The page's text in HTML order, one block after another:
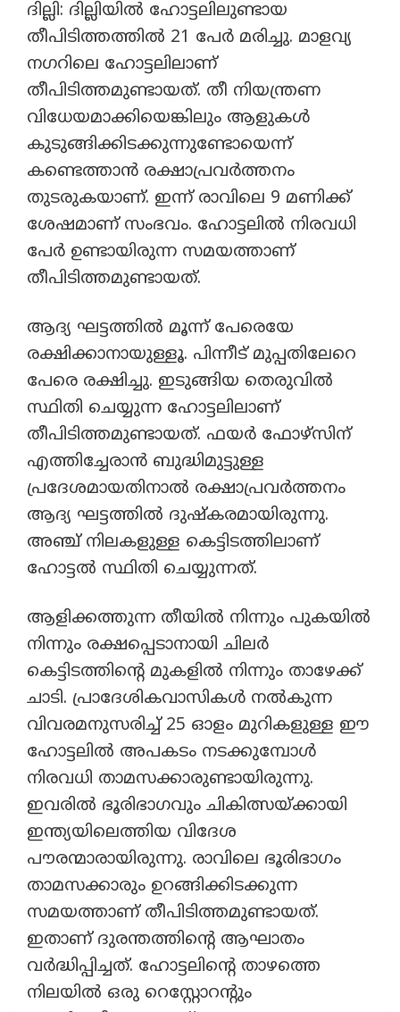
ദില്ലി: ദില്ലിയിൽ ഹോട്ടലിലുണ്ടായ
തീപിടിത്തത്തിൽ 21 പേർ മരിച്ചു. മാളവ്യ
നഗറിലെ ഹോട്ടലിലാണ്
തീപിടിത്തമുണ്ടായത്. തീ നിയന്ത്രണ
വിധേയമാക്കിയെങ്കിലും ആളുകൾ
കുടുങ്ങിക്കിടക്കുന്നുണ്ടോയെന്ന്
കണ്ടെത്താൻ രക്ഷാപ്രവർത്തനം
തുടരുകയാണ്. ഇന്ന് രാവിലെ 9 മണിക്ക്
ശേഷമാണ് സംഭവം. ഹോട്ടലിൽ നിരവധി
പേർ ഉണ്ടായിരുന്ന സമയത്താണ്
തീപിടിത്തമുണ്ടായത്.
ആദ്യ ഘട്ടത്തിൽ മൂന്ന് പേരെയേ
രക്ഷിക്കാനായുള്ളൂ. പിന്നീട് മുപ്പതിലേറെ
പേരെ രക്ഷിച്ചു. ഇടുങ്ങിയ തെരുവിൽ
സ്ഥിതി ചെയ്യുന്ന ഹോട്ടലിലാണ്
തീപിടിത്തമുണ്ടായത്. ഫയർ ഫോഴ്സിന്
എത്തിച്ചേരാൻ ബുദ്ധിമുട്ടുള്ള
പ്രദേശമായതിനാൽ രക്ഷാപ്രവർത്തനം
ആദ്യ ഘട്ടത്തിൽ ദുഷ്കരമായിരുന്നു.
അഞ്ച് നിലകളുള്ള കെട്ടിടത്തിലാണ്
ഹോട്ടൽ സ്ഥിതി ചെയ്യുന്നത്.
ആളിക്കത്തുന്ന തീയിൽ നിന്നും പുകയിൽ
നിന്നും രക്ഷപ്പെടാനായി ചിലർ
കെട്ടിടത്തിന്റെ മുകളിൽ നിന്നും താഴേക്ക്
ചാടി. പ്രാദേശികവാസികൾ നൽകുന്ന
വിവരമനുസരിച്ച് 25 ഓളം മുറികളുള്ള ഈ
ഹോട്ടലിൽ അപകടം നടക്കുമ്പോൾ
നിരവധി താമസക്കാരുണ്ടായിരുന്നു.
ഇവരിൽ ഭൂരിഭാഗവും ചികിത്സയ്ക്കായി
ഇന്ത്യയിലെത്തിയ വിദേശ
പൗരന്മാരായിരുന്നു. രാവിലെ ഭൂരിഭാഗം
താമസക്കാരും ഉറങ്ങിക്കിടക്കുന്ന
സമയത്താണ് തീപിടിത്തമുണ്ടായത്.
ഇതാണ് ദുരന്തത്തിന്റെ ആഘാതം
വർദ്ധിപ്പിച്ചത്. ഹോട്ടലിന്‍റെ താഴത്തെ
നിലയിൽ ഒരു റെസ്റ്റോറന്‍റും